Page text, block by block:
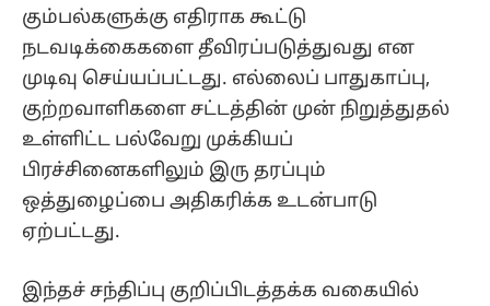
கும்பல்களுக்கு எதிராக கூட்டு
நடவடிக்கைகளை தீவிரப்படுத்துவது என
முடிவு செய்யப்பட்டது. எல்லைப் பாதுகாப்பு,
குற்றவாளிகளை சட்டத்தின் முன் நிறுத்துதல்
உள்ளிட்ட பல்வேறு முக்கியப்
பிரச்சினைகளிலும் இரு தரப்பும்
ஒத்துழைப்பை அதிகரிக்க உடன்பாடு
ஏற்பட்டது.
இந்தச் சந்திப்பு குறிப்பிடத்தக்க வகையில்